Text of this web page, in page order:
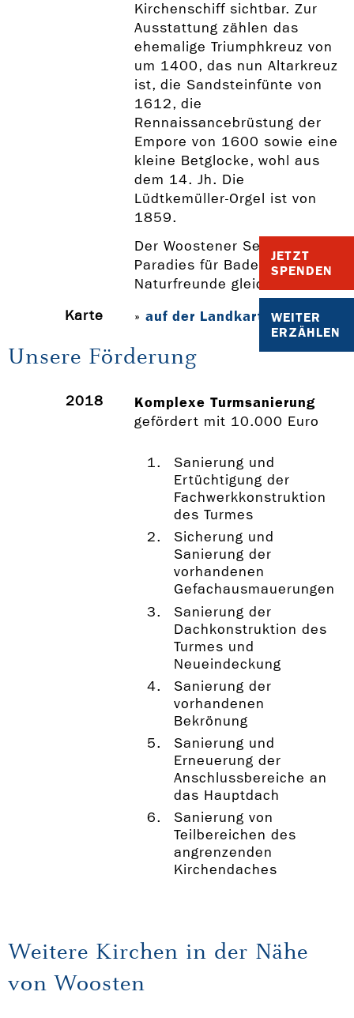
JETZT
SPENDEN
WEITER
ERZÄHLEN
Kirchenschiff sichtbar. Zur
Ausstattung zählen das
ehemalige Triumphkreuz von
um 1400, das nun Altarkreuz
ist, die Sandsteinfünte von
1612, die
Rennaissancebrüstung der
Empore von 1600 sowie eine
kleine Betglocke, wohl aus
dem 14. Jh. Die
Lüdtkemüller-Orgel ist von
1859.
Der Woostener See ist ein
Paradies für Bade- und
Naturfreunde gleichermaßen.
Karte
» auf der Landkarte anzeigen
Unsere Förderung
2018 Komplexe Turmsanierung
gefördert mit 10.000 Euro
Sanierung und
Ertüchtigung der
Fachwerkkonstruktion
des Turmes
Sicherung und
Sanierung der
vorhandenen
Gefachausmauerungen
Sanierung der
Dachkonstruktion des
Turmes und
Neueindeckung
Sanierung der
vorhandenen
Bekrönung
Sanierung und
Erneuerung der
Anschlussbereiche an
das Hauptdach
Sanierung von
Teilbereichen des
angrenzenden
Kirchendaches
Weitere Kirchen in der Nähe
von Woosten